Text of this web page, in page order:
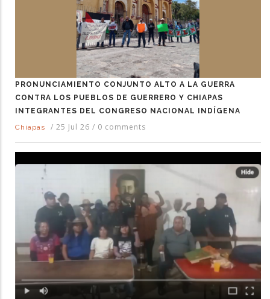
PRONUNCIAMIENTO CONJUNTO ALTO A LA GUERRA
CONTRA LOS PUEBLOS DE GUERRERO Y CHIAPAS
INTEGRANTES DEL CONGRESO NACIONAL INDÍGENA
Chiapas
/ 25 Jul 26 / 0 comments